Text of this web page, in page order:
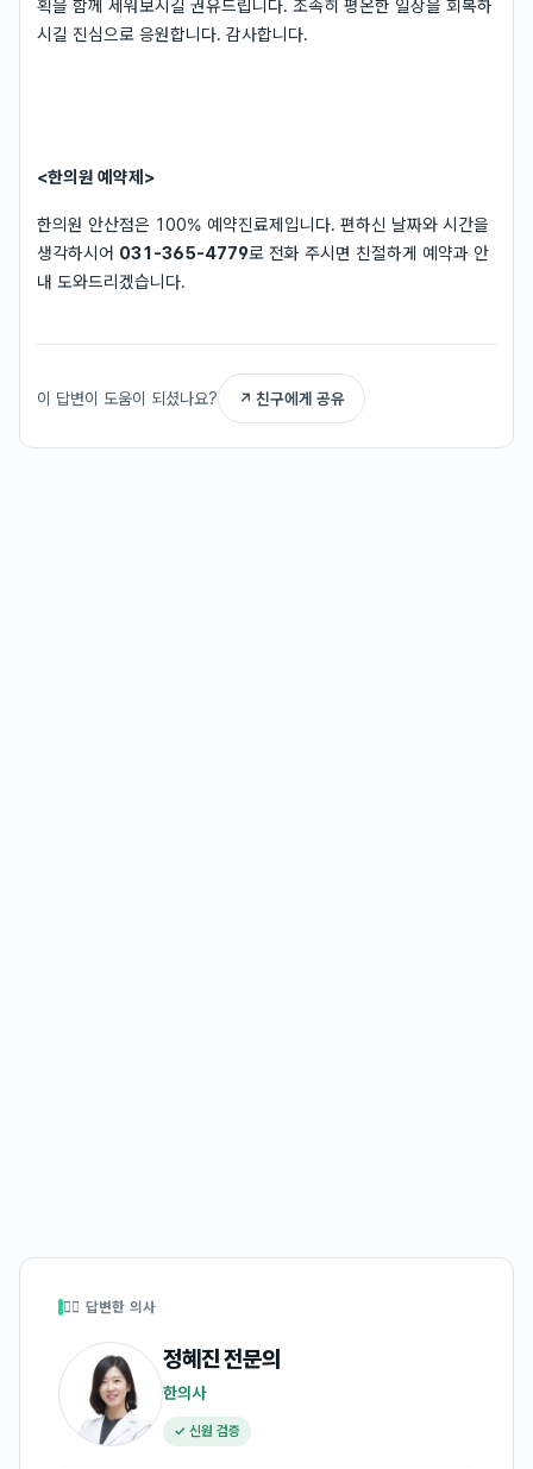
획을 함께 세워보시길 권유드립니다. 조속히 평온한 일상을 회복하
시길 진심으로 응원합니다. 감사합니다.
<한의원 예약제>
한의원 안산점은 100% 예약진료제입니다. 편하신 날짜와 시간을
생각하시어 031-365-4779로 전화 주시면 친절하게 예약과 안
내 도와드리겠습니다.
이 답변이 도움이 되셨나요? ↗ 친구에게 공유
👩‍⚕️ 답변한 의사
정혜진전문의
한의사
✓ 신원 검증